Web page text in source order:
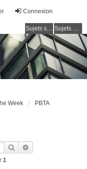
Connexion
Sujets sans réponse Sujets actifs
Week PBTA
Rechercher
1